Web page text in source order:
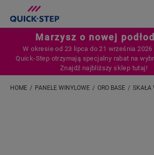
Marzysz o nowej
W okresie od 23 lipca do 21 września 2026
Quick‑Step otrzymają specjalny rabat na
Znajdź najbliższy sklep tutaj!
HOME PANELE WINYLOWE ORO BASE SKAŁA